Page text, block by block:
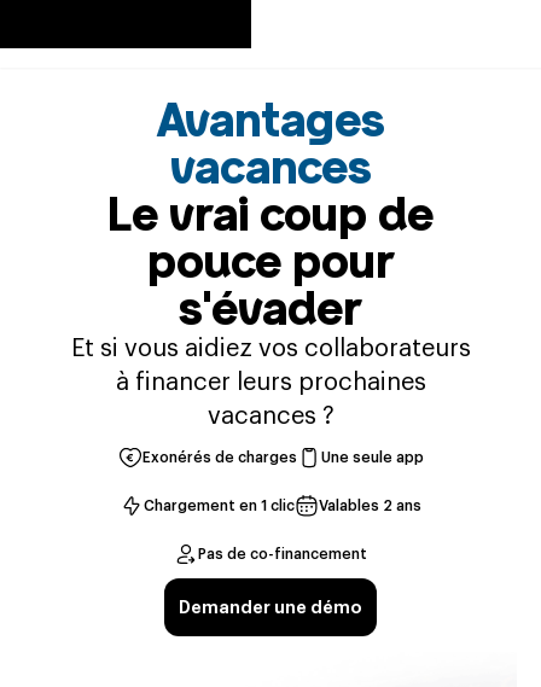
Avantages
vacances
Le vrai coup de
pouce pour
s'évader
Et si vous aidiez vos collaborateurs
à financer leurs prochaines
vacances ?
Exonérés de charges Une seule app
Chargement en 1 clic Valables 2 ans
Pas de co-financement
Demander une démo